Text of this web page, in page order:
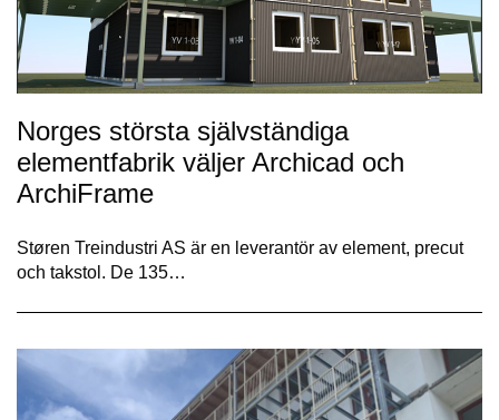
Norges största självständiga
elementfabrik väljer Archicad och
ArchiFrame
Støren Treindustri AS är en leverantör av element, precut
och takstol. De 135…